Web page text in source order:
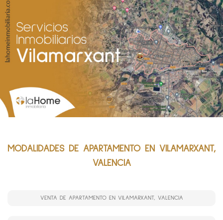
MODALIDADES DE APARTAMENTO EN VILAMARXANT,
VALENCIA
VENTA DE APARTAMENTO EN VILAMARXANT, VALENCIA